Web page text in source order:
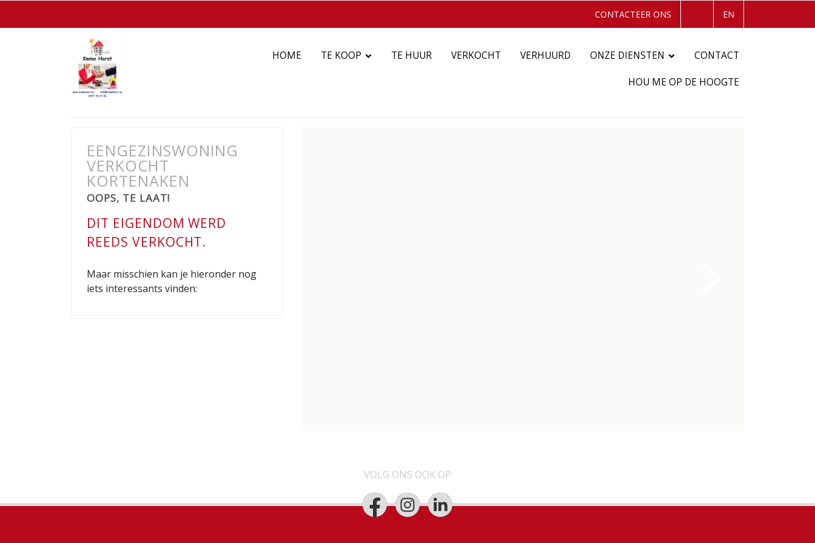
CONTACTEER ONS EN
HOME TE KOOP TE HUUR VERKOCHT VERHUURD ONZE DIENSTEN CONTACT
HOU ME OP DE HOOGTE
EENGEZINSWONING
VERKOCHT
KORTENAKEN
OOPS, TE LAAT!
DIT EIGENDOM WERD
REEDS VERKOCHT.
Maar misschien kan je hieronder nog
iets interessants vinden:
VOLG ONS OOK OP